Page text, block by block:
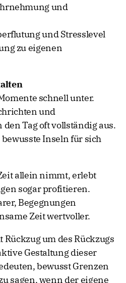
und
und Stresslevel
zu eigenen
schnell unter.
und
Tag oft vollständig aus.
Inseln für sich
allein nimmt, erlebt
sogar profitieren.
Begegnungen
Zeit wertvoller.
um des Rückzugs
Gestaltung dieser
bewusst Grenzen
sagen, wenn der eigene